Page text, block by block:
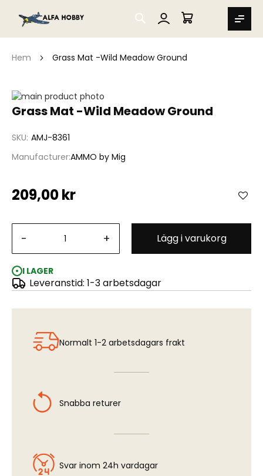
SEARCH
MIN VARUKORG
Hem Grass Mat -Wild Meadow Ground
Grass Mat -Wild Meadow Ground
SKU AMJ-8361
ManufacturerAMMO by Mig
209,00 kr
- + Lägg i varukorg
I LAGER
Leveranstid: 1-3 arbetsdagar
Hoppa
till
bildgalleriet
Grass Mat -Wild Meadow Ground
Hoppa
av
bildgalleriet
Normalt 1-2 arbetsdagars frakt
Snabba returer
Svar inom 24h vardagar